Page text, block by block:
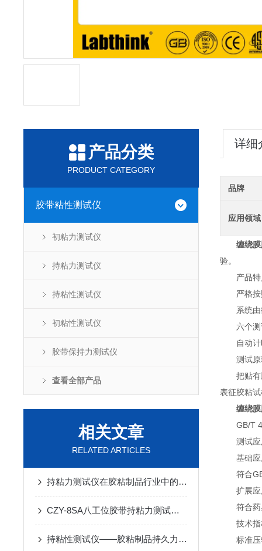
产品分类
PRODUCT CATEGORY
胶带粘性测试仪
初粘力测试仪
持粘力测试仪
持粘性测试仪
初粘性测试仪
胶带保持力测试仪
查看全部产品
相关文章
RELATED ARTICLES
持粘力测试仪在胶粘制品行业中的重要应用
CZY-8SA八工位胶带持粘力测试仪设备概况
持粘性测试仪——胶粘制品持久力测试仪器
详细
品牌
应用领域
缠绕
验。
产品
严格
系统
六个
自动
测试
把贴
表征胶粘
缠绕
GB/T
测试
基础
符合
扩展
符合
技术
标准